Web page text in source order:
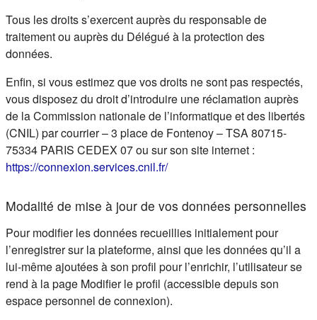
Tous les droits s’exercent auprès du responsable de
traitement ou auprès du Délégué à la protection des
données.
Enfin, si vous estimez que vos droits ne sont pas respectés,
vous disposez du droit d’introduire une réclamation auprès
de la Commission nationale de l’informatique et des libertés
(CNIL) par courrier – 3 place de Fontenoy – TSA 80715-
75334 PARIS CEDEX 07 ou sur son site internet :
https://connexion.services.cnil.fr/(s'ouvre dans un nouvel
Modalité de mise à jour de vos données personnelles
Pour modifier les données recueillies initialement pour
l’enregistrer sur la plateforme, ainsi que les données qu’il a
lui-même ajoutées à son profil pour l’enrichir, l’utilisateur se
rend à la page Modifier le profil (accessible depuis son
espace personnel de connexion).